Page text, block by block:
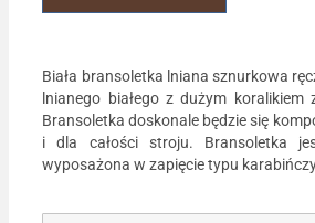
Biała bransoletka lniana sznurkowa
lnianego białego z dużym
Bransoletka doskonale będzie się
i dla całości stroju. Bransoletka
wyposażona w zapięcie typu